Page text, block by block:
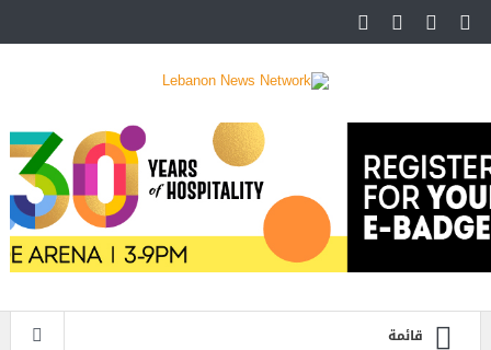
قائمة